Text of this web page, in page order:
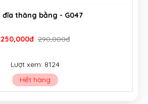
đĩa thăng bằng - G047
250,000đ 290,000đ
Lượt xem: 8124
Hết hàng